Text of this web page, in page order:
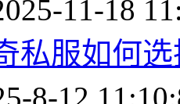
11-18
私服如何
8-12